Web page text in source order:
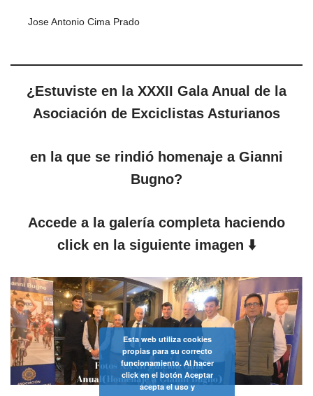
Jose Antonio Cima Prado
¿Estuviste en la XXXII Gala Anual de la
Asociación de Exciclistas Asturianos
en la que se rindió homenaje a Gianni
Bugno?
Accede a la galería completa haciendo
click en la siguiente imagen ⬇️
Esta web utiliza cookies
propias para su correcto
funcionamiento. Al hacer
click en el botón Aceptar
acepta el uso y